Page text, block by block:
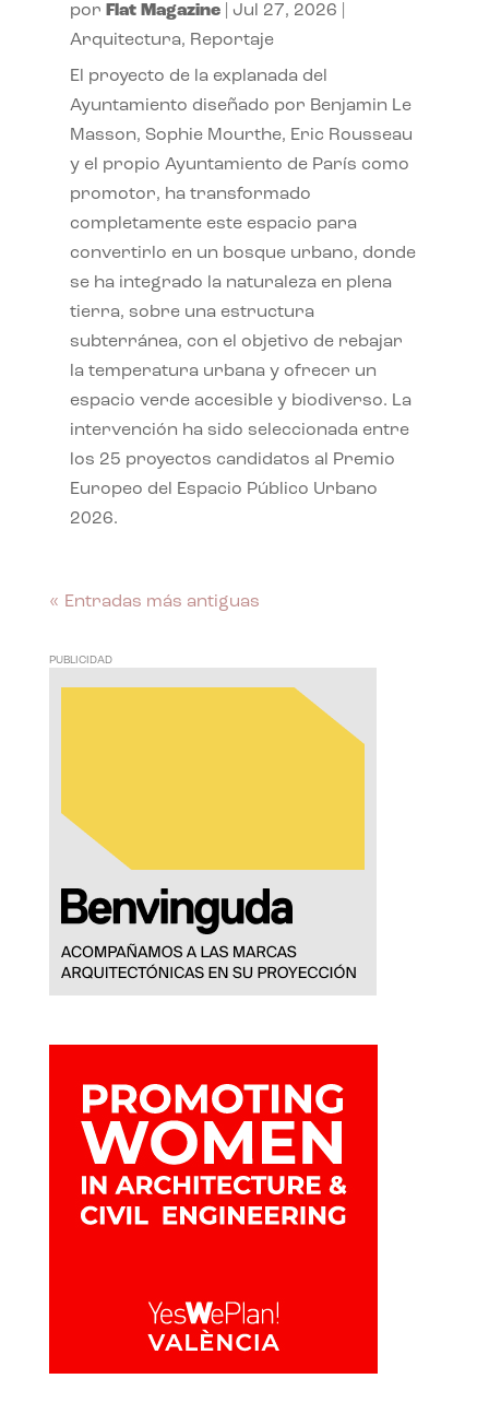
por Flat Magazine| Jul 27, 2026
Arquitectura, Reportaje
El proyecto de la explanada del
Ayuntamiento diseñado por Benjamin Le
Masson, Sophie Mourthe, Eric Rousseau
y el propio Ayuntamiento de París como
promotor, ha transformado
completamente este espacio para
convertirlo en un bosque urbano, donde
se ha integrado la naturaleza en plena
tierra, sobre una estructura
subterránea, con el objetivo de rebajar
la temperatura urbana y ofrecer un
espacio verde accesible y biodiverso. La
intervención ha sido seleccionada entre
los 25 proyectos candidatos al Premio
Europeo del Espacio Público Urbano
2026.
« Entradas más antiguas
PUBLICIDAD